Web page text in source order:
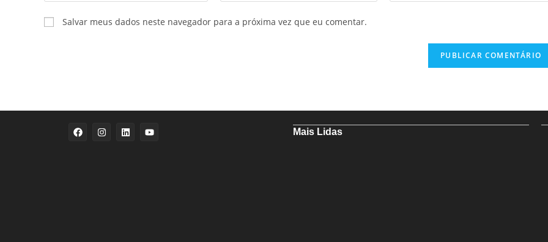
Salvar meus dados neste navegador para a próxima vez que eu comentar.
Mais Lidas